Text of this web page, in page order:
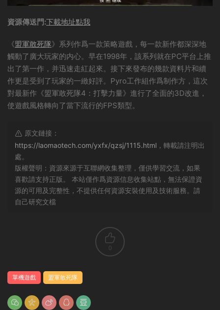
資源傳送門:下載地址點我
《盟軍敢死隊》系列作爲一款策略遊戲，每一款新作都深深地
觸動了廣大玩家的内心。早在1998年，該系列就在PC平台上推
出了第一作，并迅速走紅起來。接下來發布的幾款資料片和續
作更是受到了玩家的一緻好評。Pyro工作組作爲制作方，這次
對最新作《盟軍敢死隊4：打擊力量》進行了全面的3D改進，
使遊戲風格轉向了當下流行的FPS類型。
原文鏈接：
https://laomaotech.com/yxfx/qzsj/1115.html ，轉載請注明出
處。
版權聲明：資源來源于互聯網收集整理，僅供學習交流，如果
喜歡請支持正版。 本站僅作爲資源信息收集站點，無法保證資
源的可用及完整性，不提供任何資源安裝使用及技術服務。請
自己研究文檔
0
單機遊戲 盟軍敢死隊